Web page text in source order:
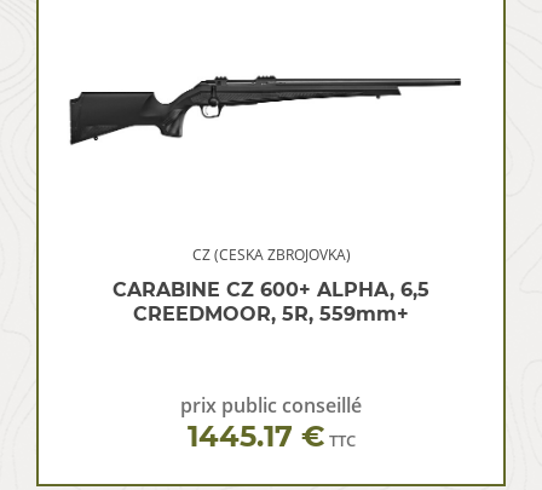
CZ (CESKA ZBROJOVKA)
CARABINE CZ 600+ ALPHA, 6,5
CREEDMOOR, 5R, 559mm+
prix public conseillé
1445.17 € TTC